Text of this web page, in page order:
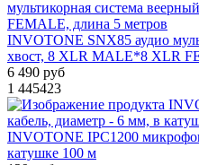
INVOTONE SNX85 аудио
хвост, 8 XLR MALE*8 XLR
6 490 руб
1 445423
INVOTONE IPC1200
катушке 100 м